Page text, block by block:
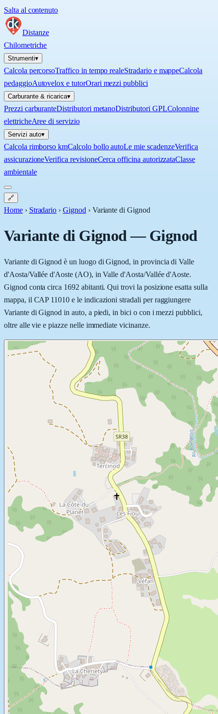
Salta al contenuto
Distanze
Chilometriche
Strumenti▾
Calcola percorsoTraffico in tempo realeStradario e mappeCalcola
pedaggioAutovelox e tutorOrari mezzi pubblici
Carburante & ricarica▾
Prezzi carburanteDistributori metanoDistributori GPLColonnine
elettricheAree di servizio
Servizi auto▾
Calcola rimborso kmCalcolo bollo autoLe mie scadenzeVerifica
assicurazioneVerifica revisioneCerca officina autorizzataClasse
ambientale
🔗
Home › Stradario › Gignod › Variante di Gignod
Variante di Gignod—Gignod
Variante di Gignod è un luogo di Gignod, in provincia di Valle
d'Aosta/Vallée d'Aoste (AO), in Valle d'Aosta/Vallée d'Aoste.
Gignod conta circa 1692 abitanti. Qui trovi la posizione esatta sulla
mappa, il CAP 11010 e le indicazioni stradali per raggiungere
Variante di Gignod in auto, a piedi, in bici o con i mezzi pubblici,
oltre alle vie e piazze nelle immediate vicinanze.